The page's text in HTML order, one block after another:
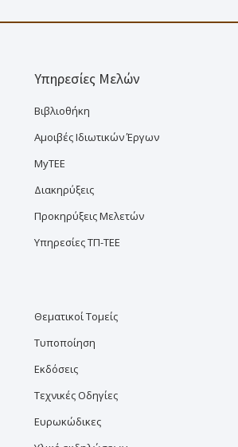
Υπηρεσίες Μελών
Βιβλιοθήκη
Αμοιβές Ιδιωτικών Έργων
MyTEE
Διακηρύξεις
Προκηρύξεις Μελετών
Υπηρεσίες ΤΠ-ΤΕΕ
Θεματικοί Τομείς
Τυποποίηση
Εκδόσεις
Τεχνικές Οδηγίες
Ευρωκώδικες